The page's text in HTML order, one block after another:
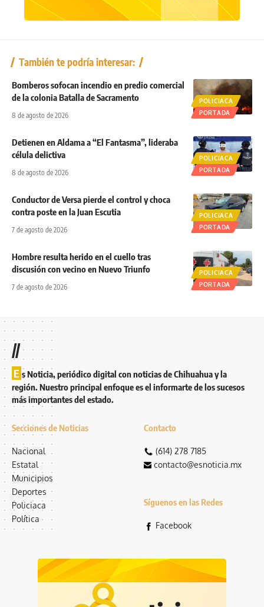
También te podría interesar:
POLICIACA
PORTADA
Bomberos sofocan incendio en predio comercial
de la colonia Batalla de Sacramento
8 de agosto de 2026
POLICIACA
PORTADA
Detienen en Aldama a “El Fantasma”, lideraba
célula delictiva
8 de agosto de 2026
POLICIACA
PORTADA
Conductor de Versa pierde el control y choca
contra poste en la Juan Escutia
7 de agosto de 2026
POLICIACA
PORTADA
Hombre resulta herido en el cuello tras
discusión con vecino en Nuevo Triunfo
7 de agosto de 2026
//
E s Noticia, periódico digital con noticias de Chihuahua y la
región. Nuestro principal enfoque es el informarte de los sucesos
más importantes del estado.
Secciones de Noticias
Nacional
Estatal
Municipios
Deportes
Policiaca
Política
Contacto
(614) 278 7185
contacto@esnoticia.mx
Síguenos en las Redes
Facebook